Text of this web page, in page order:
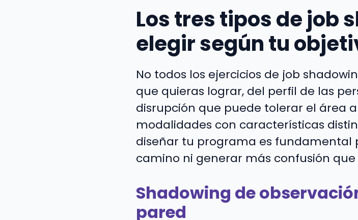
Los tres tipos de job
elegir según tu
No todos los ejercicios de job
que quieras lograr, del perfil de las
disrupción que puede tolerar el área
modalidades con características
diseñar tu programa es fundamental
camino ni generar más confusión
Shadowing de
pared